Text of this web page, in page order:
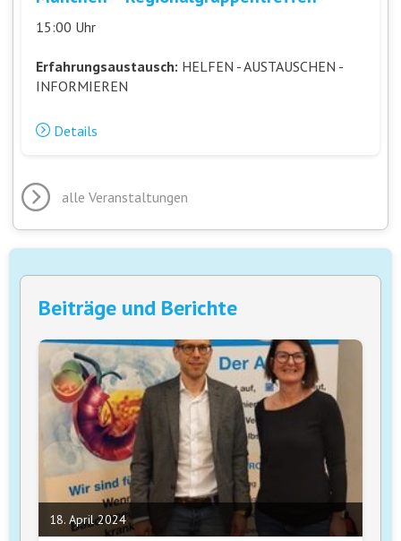
15:00 Uhr
Erfahrungsaustausch: HELFEN - AUSTAUSCHEN -
INFORMIEREN
Details
alle Veranstaltungen
Beiträge und Berichte
18. April 2024